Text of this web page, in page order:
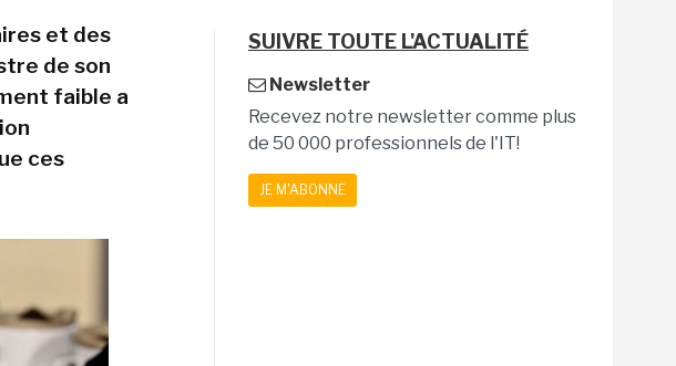
et des
de son
faible a
ces
SUIVRE TOUTE L'ACTUALITÉ
Newsletter
Recevez notre newsletter comme plus
de 50 000 professionnels de l'IT!
JE M'ABONNE